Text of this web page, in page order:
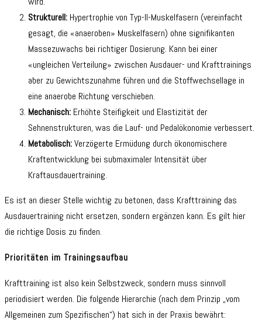
Strukturell: Hypertrophie von Typ-II-Muskelfasern (vereinfacht
gesagt, die «anaeroben» Muskelfasern) ohne signifikanten
Massezuwachs bei richtiger Dosierung. Kann bei einer
«ungleichen Verteilung» zwischen Ausdauer- und Krafttrainings
aber zu Gewichtszunahme führen und die Stoffwechsellage in
eine anaerobe Richtung verschieben.
Mechanisch: Erhöhte Steifigkeit und Elastizität der
Sehnenstrukturen, was die Lauf- und Pedalökonomie verbessert.
Metabolisch:Verzögerte Ermüdung durch ökonomischere
Kraftentwicklung bei submaximaler Intensität über
Kraftausdauertraining.
Es ist an dieser Stelle wichtig zu betonen, dass Krafttraining das
Ausdauertraining nicht ersetzen, sondern ergänzen kann. Es gilt hier
die richtige Dosis zu finden.
Prioritäten im Trainingsaufbau
Krafttraining ist also kein Selbstzweck, sondern muss sinnvoll
periodisiert werden. Die folgende Hierarchie (nach dem Prinzip „vom
Allgemeinen zum Spezifischen“) hat sich in der Praxis bewährt: